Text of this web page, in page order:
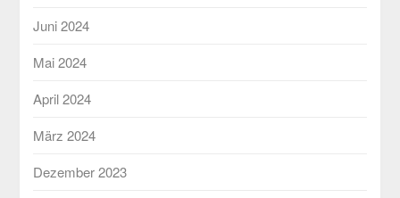
Juni 2024
Mai 2024
April 2024
März 2024
Dezember 2023